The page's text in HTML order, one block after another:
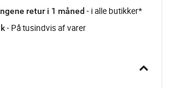
retur i 1 måned - i alle butikker*
- På tusindvis af varer